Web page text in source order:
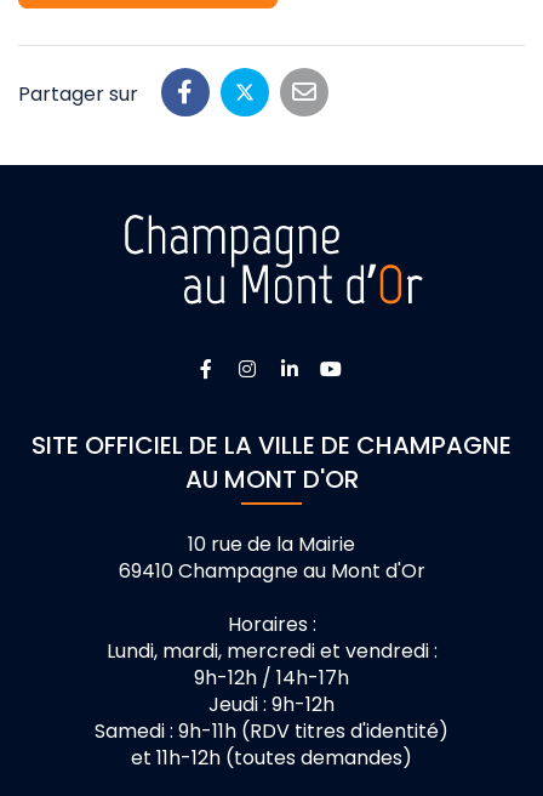
Partager sur
Lien vers le compte Facebook
Lien vers le compte
Lien vers le compte
SITE OFFICIEL DE LA VILLE DE CHAMPAGNE
AU MONT D'OR
10 rue de la Mairie
69410 Champagne au Mont d'Or
Horaires :
Lundi, mardi, mercredi et vendredi :
9h-12h / 14h-17h
Jeudi : 9h-12h
Samedi : 9h-11h (RDV titres d'identité)
et 11h-12h (toutes demandes)